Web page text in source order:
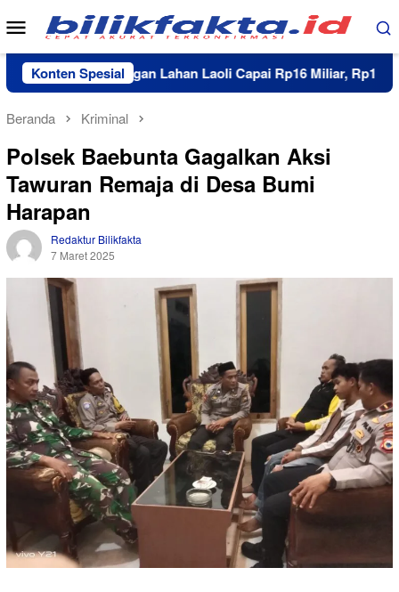
Loncat
ke
konten
Menu
Mobile
Konten Spesial
Pengosongan Lahan Laoli Capai Rp16 Miliar, Rp11 Miliar
Beranda Kriminal
Polsek Baebunta Gagalkan Aksi
Tawuran Remaja di Desa Bumi
Harapan
Redaktur Bilikfakta
7 Maret 2025